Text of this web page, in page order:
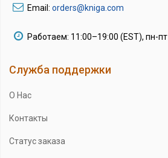
Email: orders@kniga.com
Работаем: 11:00–19:00 (EST), пн-пт
Служба поддержки
О Нас
Контакты
Статус заказа